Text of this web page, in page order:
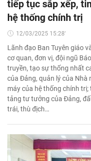
tiếp tục sắp xếp,
hệ thống chính trị
12/03/2025 15:28'
Lãnh đạo Ban Tuyên giáo
cơ quan, đơn vị, đội ngũ
truyền, tạo sự thống nhất
của Đảng, quản lý của
máy của hệ thống chính
tảng tư tưởng của Đảng,
trái, thù địch…